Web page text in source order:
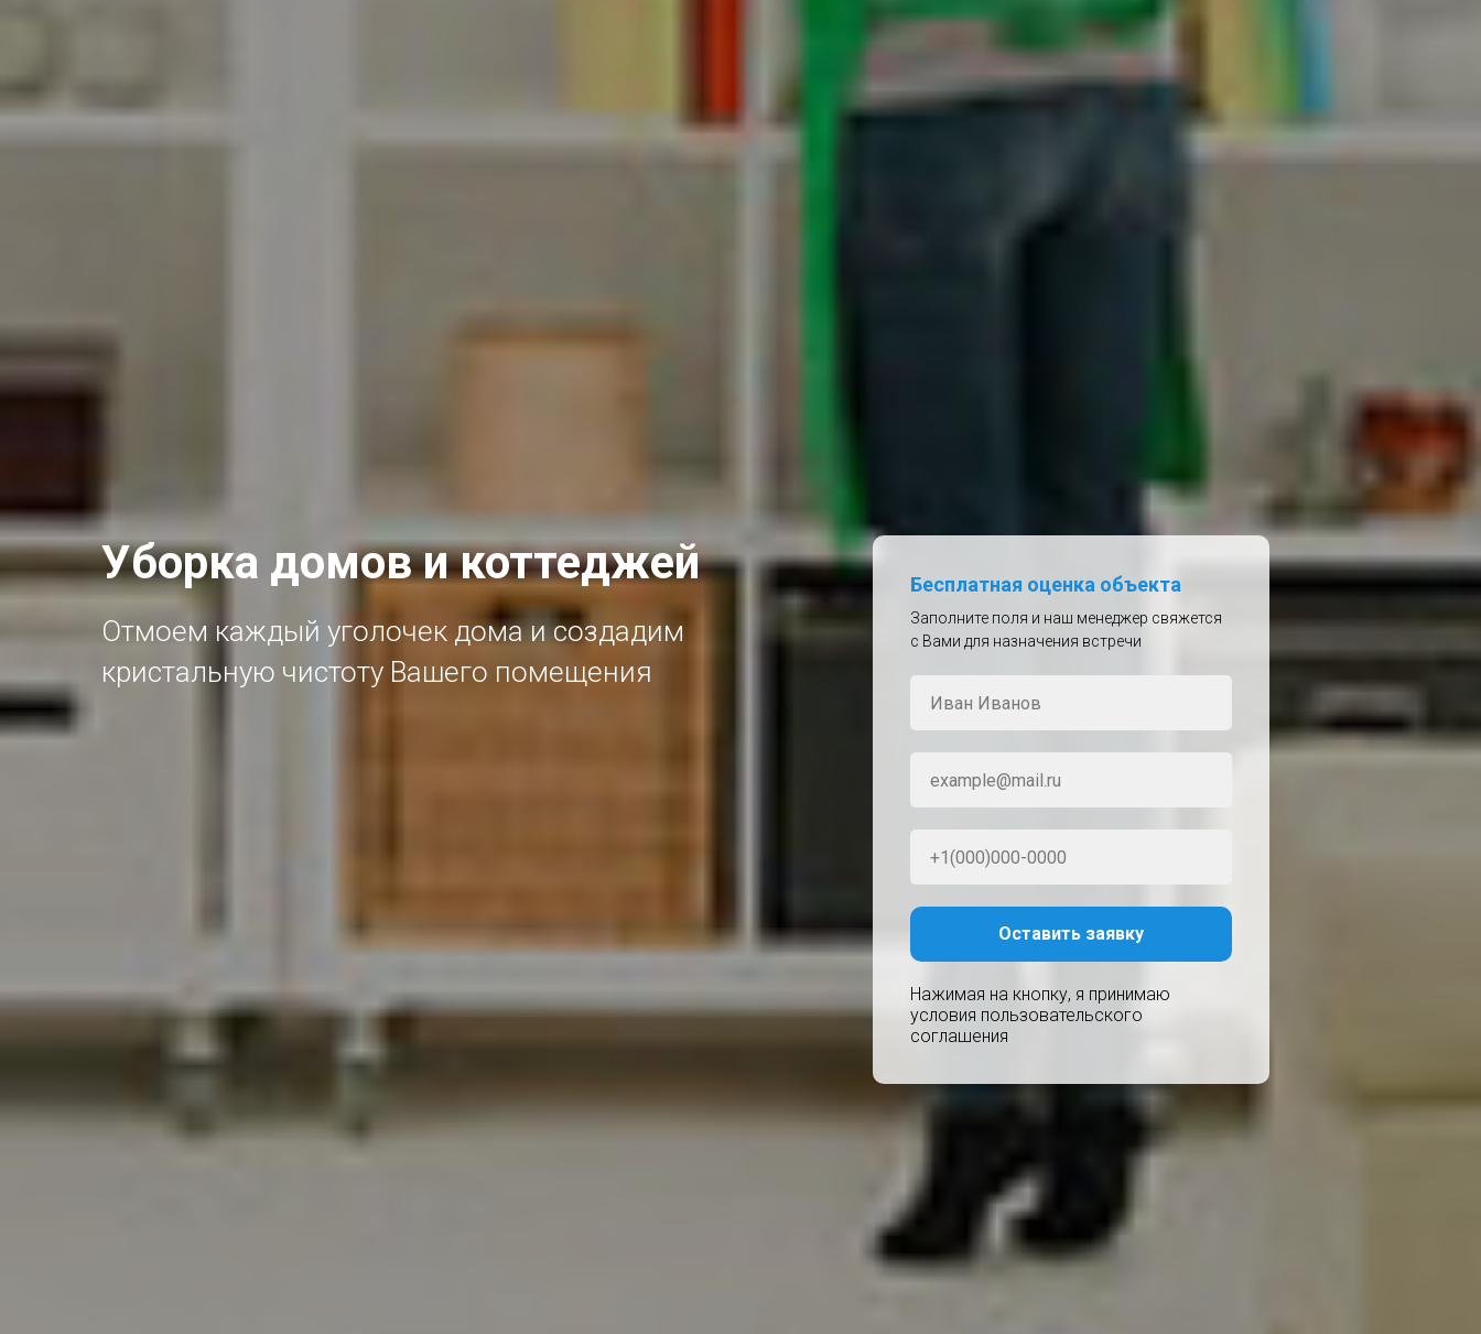
Уборка домов и коттеджей
Отмоем каждый уголочек дома и создадим
кристальную чистоту Вашего помещения
Бесплатная оценка объекта
Заполните поля и наш менеджер свяжется
с Вами для назначения встречи
Оставить заявку
Нажимая на кнопку, я принимаю
условия пользовательского
соглашения